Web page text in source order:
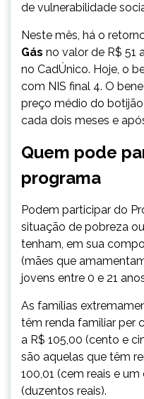
de vulnerabilidade
Neste mês, há o
Gás no valor de R$ 51
no CadÚnico. Hoje, o
com NIS final 4. O
preço médio do
cada dois meses e
Quem pode
programa
​Podem participar do
situação de pobreza
tenham, em sua
(mães que
jovens entre 0 e 21
As famílias
têm renda familiar per
a R$ 105,00 (cento e
são aquelas que têm
100,01 (cem reais e
(duzentos reais).